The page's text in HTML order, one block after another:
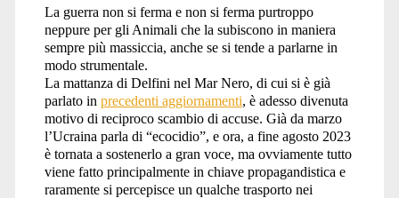
La guerra non si ferma e non si ferma purtroppo
neppure per gli Animali che la subiscono in maniera
sempre più massiccia, anche se si tende a parlarne in
modo strumentale.
La mattanza di Delfini nel Mar Nero, di cui si è già
parlato in precedenti aggiornamenti, è adesso divenuta
motivo di reciproco scambio di accuse. Già da marzo
l’Ucraina parla di “ecocidio”, e ora, a fine agosto 2023
è tornata a sostenerlo a gran voce, ma ovviamente tutto
viene fatto principalmente in chiave propagandistica e
raramente si percepisce un qualche trasporto nei